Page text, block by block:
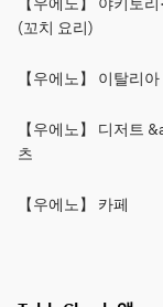
(꼬치 요리)
【우에노】 이탈리아
【우에노】 디저트
츠
【우에노】 카페